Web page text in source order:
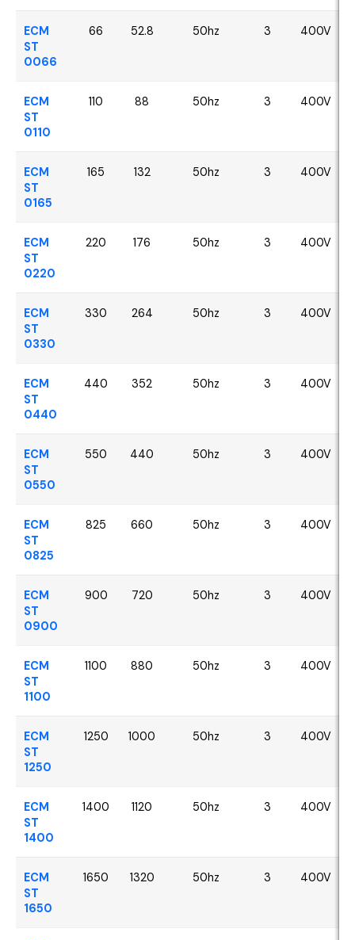
ECM
ST
0066
66 52.8 50hz 3 400V
ECM
ST
0110
110 88 50hz 3 400V
ECM
ST
0165
165 132 50hz 3 400V
ECM
ST
0220
220 176 50hz 3 400V
ECM
ST
0330
330 264 50hz 3 400V
ECM
ST
0440
440 352 50hz 3 400V
ECM
ST
0550
550 440 50hz 3 400V
ECM
ST
0825
825 660 50hz 3 400V
ECM
ST
0900
900 720 50hz 3 400V
ECM
ST
1100
1100 880 50hz 3 400V
ECM
ST
1250
1250 1000 50hz 3 400V
ECM
ST
1400
1400 1120 50hz 3 400V
ECM
ST
1650
1650 1320 50hz 3 400V